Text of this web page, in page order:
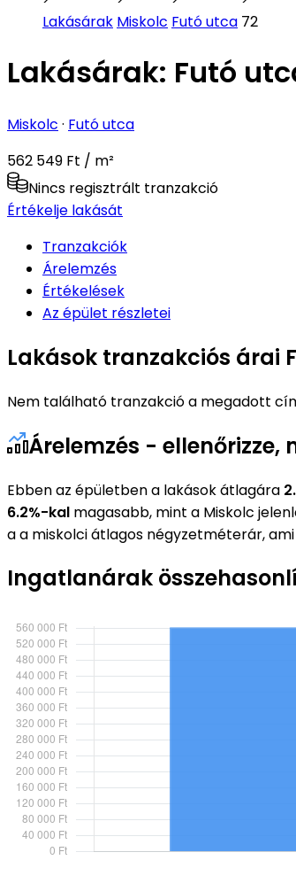
Lakásárak Miskolc Futó utca 72
Lakásárak: Futó
Miskolc · Futó utca
562 549 Ft / m²
Nincs regisztrált tranzakció
Értékelje lakását
Tranzakciók
Árelemzés
Értékelések
Az épület részletei
Lakások tranzakciós árai
Nem található tranzakció a megadott
Árelemzés -
Ebben az épületben a lakások átlagára
6.2%-kal magasabb, mint a Miskolc
a a miskolci átlagos négyzetméterár, ami
Ingatlanárak